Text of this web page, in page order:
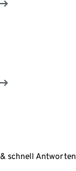
schnell